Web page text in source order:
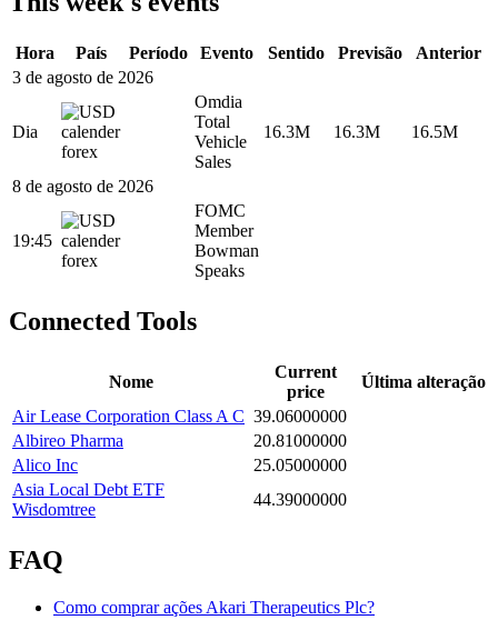
Hora País Período Evento Sentido Previsão
Anterior
3 de agosto de 2026
Dia
Omdia
Total
Vehicle
Sales
16.3M 16.3M 16.5M
8 de agosto de 2026
19:45
FOMC
Member
Bowman
Speaks
Connected Tools
Nome
Current
price
Última alteração
Air Lease Corporation Class A C 39.06000000
Albireo Pharma
20.81000000
Alico Inc
25.05000000
Asia Local Debt ETF
Wisdomtree
44.39000000
FAQ
Como comprar ações Akari Therapeutics Plc?